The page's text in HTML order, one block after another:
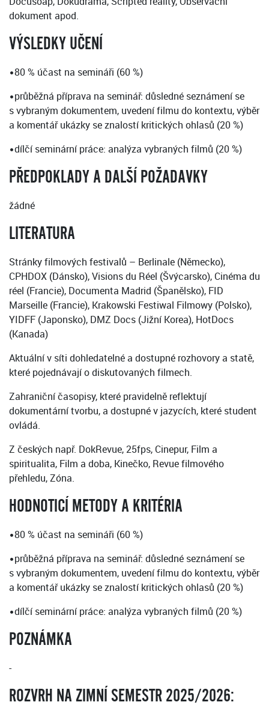
dokument apod.
VÝSLEDKY UČENÍ
•80 % účast na semináři (60 %)
•průběžná příprava na seminář: důsledné seznámení se
s vybraným dokumentem, uvedení filmu do kontextu, výběr
a komentář ukázky se znalostí kritických ohlasů (20 %)
•dílčí seminární práce: analýza vybraných filmů (20 %)
PŘEDPOKLADY A DALŠÍ POŽADAVKY
žádné
LITERATURA
Stránky filmových festivalů – Berlinale (Německo),
CPHDOX (Dánsko), Visions du Réel (Švýcarsko), Cinéma du
réel (Francie), Documenta Madrid (Španělsko), FID
Marseille (Francie), Krakowski Festiwal Filmowy (Polsko),
YIDFF (Japonsko), DMZ Docs (Jižní Korea), HotDocs
(Kanada)
Aktuální v síti dohledatelné a dostupné rozhovory a statě,
které pojednávají o diskutovaných filmech.
Zahraniční časopisy, které pravidelně reflektují
dokumentární tvorbu, a dostupné v jazycích, které student
ovládá.
Z českých např. DokRevue, 25fps, Cinepur, Film a
spiritualita, Film a doba, Kinečko, Revue filmového
přehledu, Zóna.
HODNOTICÍ METODY A KRITÉRIA
•80 % účast na semináři (60 %)
•průběžná příprava na seminář: důsledné seznámení se
s vybraným dokumentem, uvedení filmu do kontextu, výběr
a komentář ukázky se znalostí kritických ohlasů (20 %)
•dílčí seminární práce: analýza vybraných filmů (20 %)
POZNÁMKA
-
ROZVRH NA ZIMNÍ SEMESTR 2025/2026: